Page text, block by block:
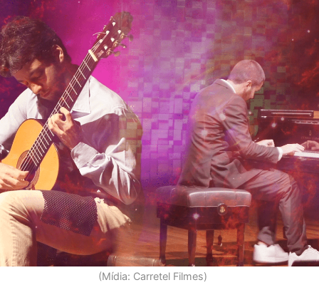
(Mídia: Carretel Filmes)